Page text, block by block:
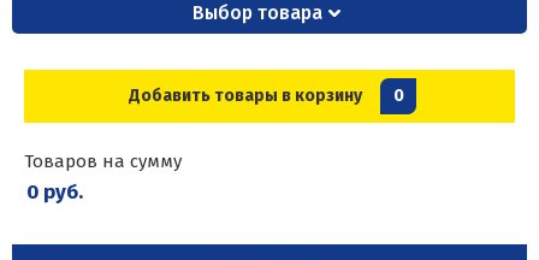
Выбор товара
Добавить товары в корзину 0
Товаров на сумму
0 руб.